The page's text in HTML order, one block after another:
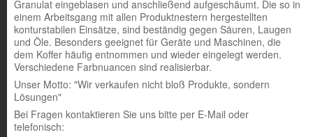
Granulat eingeblasen und anschließend aufgeschäumt. Die so in
einem Arbeitsgang mit allen Produktnestern hergestellten
konturstabilen Einsätze, sind beständig gegen Säuren, Laugen
und Öle. Besonders geeignet für Geräte und Maschinen, die
dem Koffer häufig entnommen und wieder eingelegt werden.
Verschiedene Farbnuancen sind realisierbar.
Unser Motto: "Wir verkaufen nicht bloß Produkte, sondern
Lösungen"
Bei Fragen kontaktieren Sie uns bitte per E-Mail oder
telefonisch: